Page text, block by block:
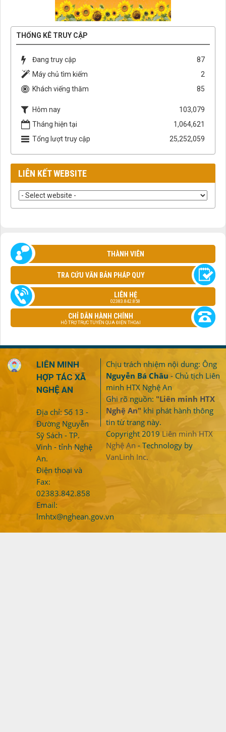
THỐNG KÊ TRUY CẬP
Đang truy cập
87
Máy chủ tìm kiếm
2
Khách viếng thăm
85
Hôm nay
103,079
Tháng hiện tại
1,064,621
Tổng lượt truy cập
25,252,059
LIÊN KẾT WEBSITE
THÀNH VIÊN
TRA CỨU VĂN BẢN PHÁP QUY
LIÊN HỆ
02383.842.858
CHỈ DẪN HÀNH CHÍNH
HỖ TRỢ TRỰC TUYẾN QUA ĐIỆN THOẠI
LIÊN MINH
HỢP TÁC XÃ
NGHỆ AN
Địa chỉ: Số 13 -
Đường Nguyễn
Sỹ Sách - TP.
Vinh - tỉnh Nghệ
An.
Điện thoại và
Fax:
02383.842.858
Email:
lmhtx@nghean.gov.vn
Chịu trách nhiệm nội dung: Ông
Nguyễn Bá Châu - Chủ tịch Liên
minh HTX Nghệ An
Ghi rõ nguồn: "Liên minh HTX
Nghệ An" khi phát hành thông
tin từ trang này.
Copyright 2019 Liên minh HTX
Nghệ An - Technology by
VanLinh Inc.